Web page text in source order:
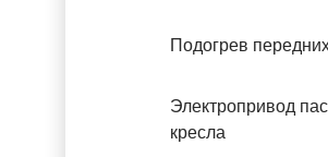
Подогрев
Электропривод
кресла